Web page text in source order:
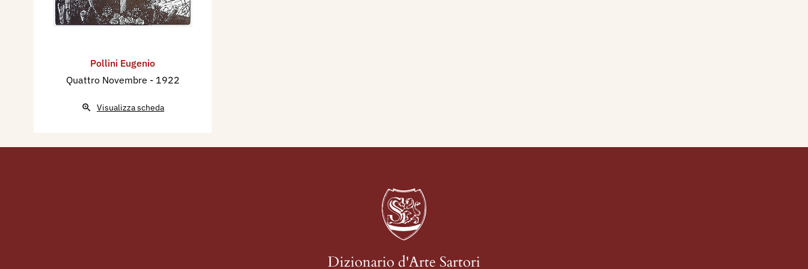
Pollini Eugenio
Quattro Novembre - 1922
Visualizza scheda
Dizionario d'Arte Sartori